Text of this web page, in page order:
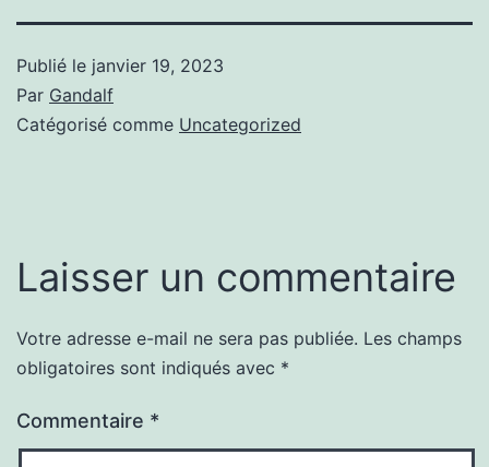
Publié le janvier 19, 2023
Par Gandalf
Catégorisé comme Uncategorized
Laisser un commentaire
Votre adresse e-mail ne sera pas publiée. Les champs
obligatoires sont indiqués avec *
Commentaire *